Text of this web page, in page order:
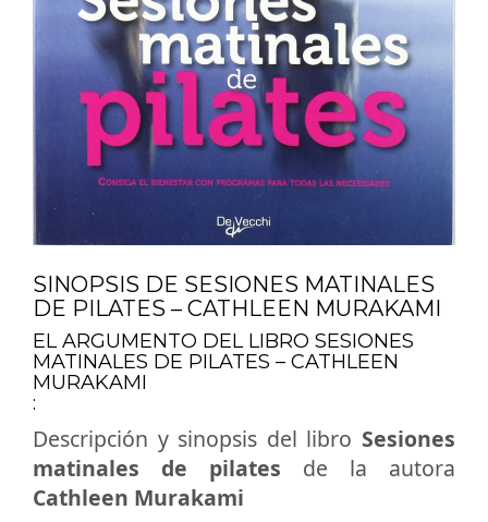
SINOPSIS DE SESIONES MATINALES
DE PILATES – CATHLEEN MURAKAMI
EL ARGUMENTO DEL LIBRO SESIONES
MATINALES DE PILATES – CATHLEEN
MURAKAMI
:
Descripción y sinopsis del libro Sesiones
matinales de pilates de la autora
Cathleen Murakami